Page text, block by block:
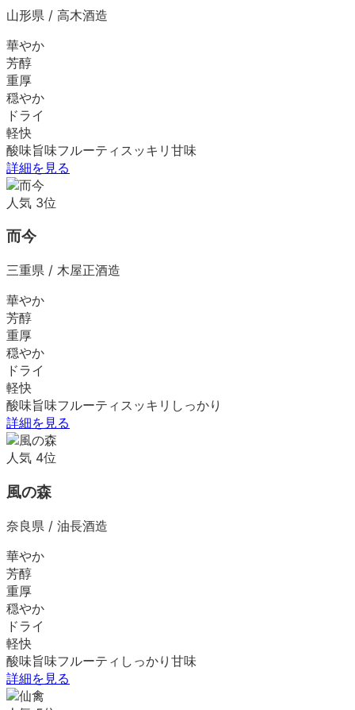
山形県 / 高木酒造
華やか
芳醇
重厚
穏やか
ドライ
軽快
酸味旨味フルーティ スッキリ 甘味
詳細を見る
人気 3位
而今
三重県 / 木屋正酒造
華やか
芳醇
重厚
穏やか
ドライ
軽快
酸味旨味フルーティ スッキリ しっかり
詳細を見る
人気 4位
風の森
奈良県 / 油長酒造
華やか
芳醇
重厚
穏やか
ドライ
軽快
酸味旨味フルーティ しっかり 甘味
詳細を見る